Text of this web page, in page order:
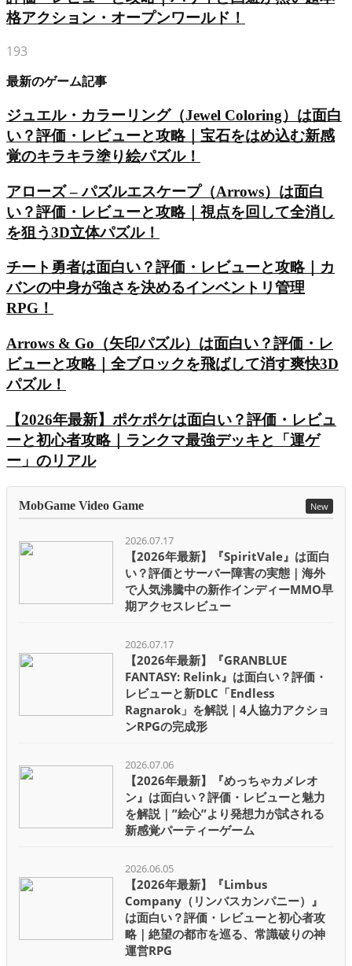
格アクション・オープンワールド！
193
最新のゲーム記事
ジュエル・カラーリング（Jewel Coloring）は面白
い？評価・レビューと攻略｜宝石をはめ込む新感
覚のキラキラ塗り絵パズル！
アローズ – パズルエスケープ（Arrows）は面白
い？評価・レビューと攻略｜視点を回して全消し
を狙う3D立体パズル！
チート勇者は面白い？評価・レビューと攻略｜カ
バンの中身が強さを決めるインベントリ管理
RPG！
Arrows & Go（矢印パズル）は面白い？評価・レ
ビューと攻略｜全ブロックを飛ばして消す爽快3D
パズル！
【2026年最新】ポケポケは面白い？評価・レビュ
ーと初心者攻略｜ランクマ最強デッキと「運ゲ
ー」のリアル
MobGame Video Game New
2026.07.17
【2026年最新】『SpiritVale』は面白
い？評価とサーバー障害の実態｜海外
で人気沸騰中の新作インディーMMO早
期アクセスレビュー
2026.07.17
【2026年最新】『GRANBLUE
FANTASY: Relink』は面白い？評価・
レビューと新DLC「Endless
Ragnarok」を解説｜4人協力アクショ
ンRPGの完成形
2026.07.06
【2026年最新】『めっちゃカメレオ
ン』は面白い？評価・レビューと魅力
を解説｜”絵心”より発想力が試される
新感覚パーティーゲーム
2026.06.05
【2026年最新】『Limbus
Company（リンバスカンパニー）』
は面白い？評価・レビューと初心者攻
略｜絶望の都市を巡る、常識破りの神
運営RPG